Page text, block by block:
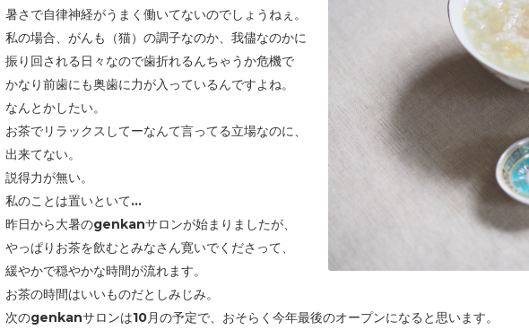
暑さで自律神経がうまく働いてないのでしょうねぇ。
私の場合、がんも（猫）の調子なのか、我儘なのかに
振り回される日々なので歯折れるんちゃうか危機で
かなり前歯にも奥歯に力が入っているんですよね。
なんとかしたい。
お茶でリラックスしてーなんて言ってる立場なのに、
出来てない。
説得力が無い。
私のことは置いといて...
昨日から大暑のgenkanサロンが始まりましたが、
やっぱりお茶を飲むとみなさん寛いでくださって、
緩やかで穏やかな時間が流れます。
お茶の時間はいいものだとしみじみ。
次のgenkanサロンは10月の予定で、おそらく今年最後のオープンになると思います。